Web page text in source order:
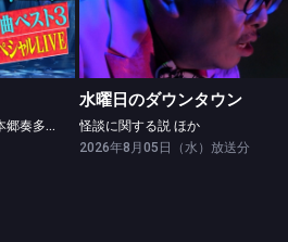
10人連続完コピチャレンジに佐野勇斗・本郷奏多参戦＆Snow Man SPライブ
10人連続完コピチャレンジに佐野勇斗・本郷奏多参戦＆Snow Man SPライブ
怪談に関する説 ほか
水曜日のダウンタウン
怪談に関する説 ほか
2026年8月05日（水）放送分